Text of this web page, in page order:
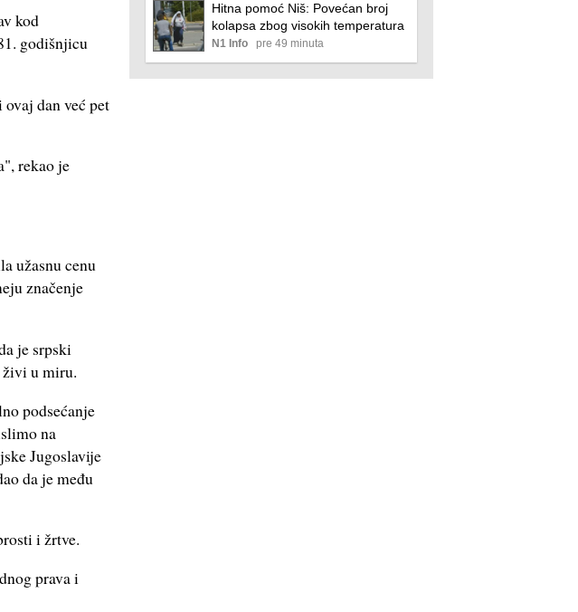
kod
godišnjicu
dan već pet
rekao je
užasnu cenu
značenje
je srpski
živi u miru.
podsećanje
na
Jugoslavije
da je među
i žrtve.
prava i
Hitna pomoć Niš: Povećan broj
kolapsa zbog visokih temperatura
N1 Info pre 49 minuta